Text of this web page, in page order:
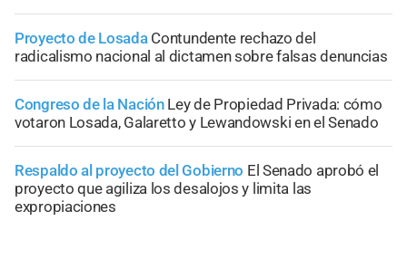
Proyecto de Losada Contundente rechazo del
radicalismo nacional al dictamen sobre falsas denuncias
Congreso de la Nación Ley de Propiedad Privada: cómo
votaron Losada, Galaretto y Lewandowski en el Senado
Respaldo al proyecto del Gobierno El Senado aprobó el
proyecto que agiliza los desalojos y limita las
expropiaciones